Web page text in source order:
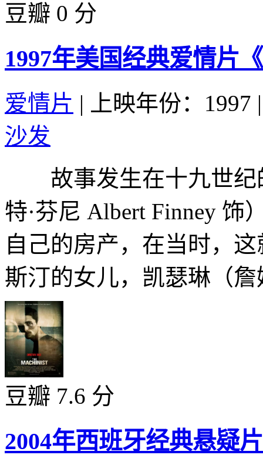
豆瓣 0 分
1997年美国经典爱情片
爱情片 | 上映年份：1997 |
沙发
故事发生在十九世纪
特·芬尼 Albert Finney 饰
自己的房产，在当时，
斯汀的女儿，凯瑟琳（詹
豆瓣 7.6 分
2004年西班牙经典悬疑